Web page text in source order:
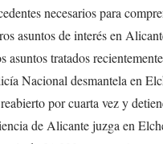
necesarios para
asuntos de interés en
asuntos tratados
Nacional desmantela en
por cuarta vez y
de Alicante juzga en